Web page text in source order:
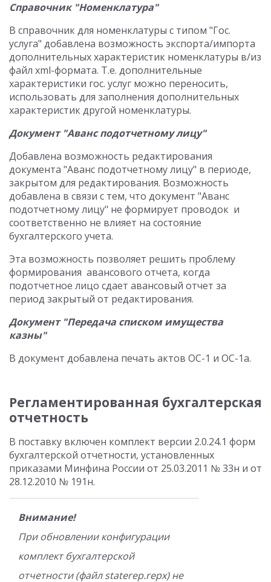
Справочник "Номенклатура"
В справочник для номенклатуры с типом "Гос.
услуга" добавлена возможность экспорта/импорта
дополнительных характеристик номенклатуры в/из
файл xml-формата. Т.е. дополнительные
характеристики гос. услуг можно переносить,
использовать для заполнения дополнительных
характеристик другой номенклатуры.
Документ "Аванс подотчетному лицу"
Добавлена возможность редактирования
документа "Аванс подотчетному лицу" в периоде,
закрытом для редактирования. Возможность
добавлена в связи с тем, что документ "Аванс
подотчетному лицу" не формирует проводок и
соответственно не влияет на состояние
бухгалтерского учета.
Эта возможность позволяет решить проблему
формирования авансового отчета, когда
подотчетное лицо сдает авансовый отчет за
период закрытый от редактирования.
Документ "Передача списком имущества
казны"
В документ добавлена печать актов ОС-1 и ОС-1а.
Регламентированная бухгалтерская
отчетность
В поставку включен комплект версии 2.0.24.1 форм
бухгалтерской отчетности, установленных
приказами Минфина России от 25.03.2011 № 33н и от
28.12.2010 № 191н.
Внимание!
При обновлении конфигурации
комплект бухгалтерской
отчетности (файл staterep.repx) не